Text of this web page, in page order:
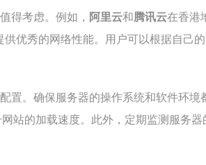
得考虑。例如， 阿里云和腾讯云在香港
供优秀的网络性能。用户可以根据自己
置。确保服务器的操作系统和软件环
站的加载速度。此外，定期监测服务